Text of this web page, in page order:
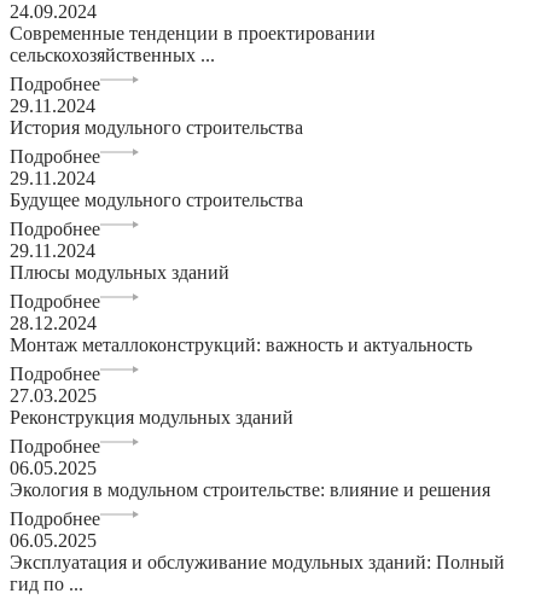
24.09.2024
Современные тенденции в проектировании
сельскохозяйственных ...
Подробнее
29.11.2024
История модульного строительства
Подробнее
29.11.2024
Будущее модульного строительства
Подробнее
29.11.2024
Плюсы модульных зданий
Подробнее
28.12.2024
Монтаж металлоконструкций: важность и актуальность
Подробнее
27.03.2025
Реконструкция модульных зданий
Подробнее
06.05.2025
Экология в модульном строительстве: влияние и решения
Подробнее
06.05.2025
Эксплуатация и обслуживание модульных зданий: Полный
гид по ...